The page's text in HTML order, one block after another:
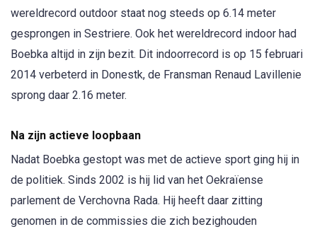
wereldrecord outdoor staat nog steeds op 6.14 meter
gesprongen in Sestriere. Ook het wereldrecord indoor had
Boebka altijd in zijn bezit. Dit indoorrecord is op 15 februari
2014 verbeterd in Donestk, de Fransman Renaud Lavillenie
sprong daar 2.16 meter.
Na zijn actieve loopbaan
Nadat Boebka gestopt was met de actieve sport ging hij in
de politiek. Sinds 2002 is hij lid van het Oekraïense
parlement de Verchovna Rada. Hij heeft daar zitting
genomen in de commissies die zich bezighouden